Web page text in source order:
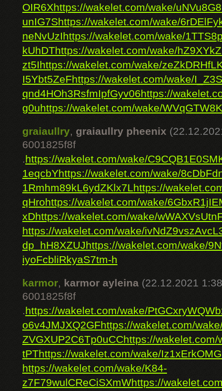
OIR6Xhttps://wakelet.com/wake/
unIG7Shttps://wakelet.com/wake/
neNvUzIhttps://wakelet.com/wake/
kUhDThttps://wakelet.com/wake/
zt5Ihttps://wakelet.com/wake/
I5Ybt5ZeFhttps://wakelet.com/wake/
qnd4HOh3RsfmIpfGyv06https://
g0uhttps://wakelet.com/wake/
graiaullry, graiaullry pheenix
6001825f8f
.https://wakelet.com/wake/
1eqcbYhttps://wakelet.com/wake/
1Rmhm89kL6ydZKlx7Lhttps://
qHrohttps://wakelet.com/wake/
xDhttps://wakelet.com/wake/
https://wakelet.com/wake/
dp_hH8XZUJhttps://wakelet.com/wake/
iyoFcbliRkyaS7tm-h
karmor, karmor ayleina (22.12.2021
6001825f8f
.https://wakelet.com/wake/
o6v4JMJXQ2GFhttps://wakelet.com/
ZVGXUP2C6Tp0uCChttps://wakelet.com/
tPThttps://wakelet.com/wake/
https://wakelet.com/wake/K84-
z7F79wulCReCiSXmWhttps://